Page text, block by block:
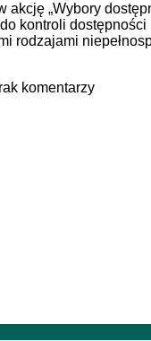
akcję „Wybory
kontroli
rodzajami
komentarzy